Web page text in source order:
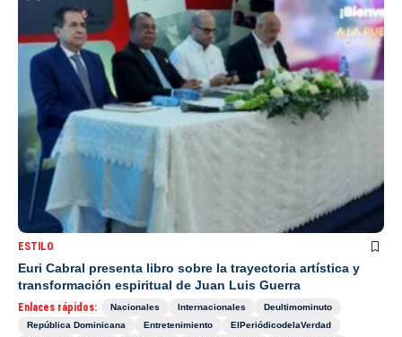
ESTILO
Euri Cabral presenta libro sobre la trayectoria artística y
transformación espiritual de Juan Luis Guerra
Enlaces rápidos: Nacionales Internacionales
Deultimominuto
República Dominicana
Entretenimiento
ElPeriódicodelaVerdad